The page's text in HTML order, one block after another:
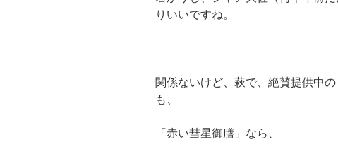
りいいですね。
関係ないけど、萩で、絶賛提供中の
も、
「赤い彗星御膳」なら、